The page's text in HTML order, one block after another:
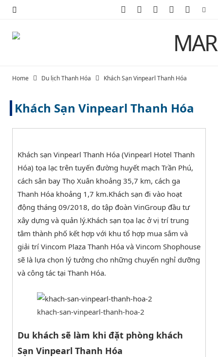
o
o
t
t
r
)
g
r
m
r
e
t
u
b
e
Home Du lịch Thanh Hóa Khách Sạn Vinpearl Thanh Hóa
Khách Sạn Vinpearl Thanh Hóa
Khách sạn Vinpearl Thanh Hóa (Vinpearl Hotel Thanh
Hóa) tọa lạc trên tuyến đường huyết mạch Trần Phú,
cách sân bay Thọ Xuân khoảng 35,7 km, cách ga
Thanh Hóa khoảng 1,7 km.Khách sạn đi vào hoạt
động tháng 09/2018, do tập đoàn VinGroup đầu tư
xây dựng và quản lý.Khách sạn tọa lạc ở vị trí trung
tâm thành phố kết hợp với khu tổ hợp mua sắm và
giải trí Vincom Plaza Thanh Hóa và Vincom Shophouse
sẽ là lựa chọn lý tưởng cho những chuyến nghỉ dưỡng
và công tác tại Thanh Hóa.
khach-san-vinpearl-thanh-hoa-2
Du khách sẽ làm khi đặt phòng khách
Sạn Vinpearl Thanh Hóa